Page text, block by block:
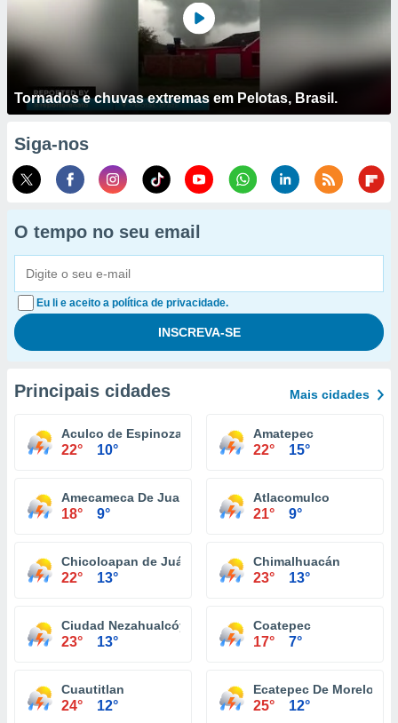
Tornados e chuvas extremas em Pelotas, Brasil.
Siga-nos
O tempo no seu email
Eu li e aceito a política de privacidade.
Principais cidades Mais cidades
Aculco de Espinoza
22° 10°
Amatepec
22° 15°
Amecameca De Juarez
18° 9°
Atlacomulco
21° 9°
Chicoloapan de Juárez
22° 13°
Chimalhuacán
23° 13°
Ciudad Nezahualcóyotl
23° 13°
Coatepec
17° 7°
Cuautitlan
24° 12°
Ecatepec De Morelos
25° 12°